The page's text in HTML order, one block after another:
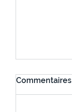
Commentaires